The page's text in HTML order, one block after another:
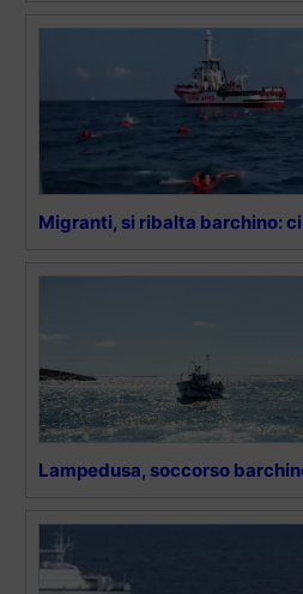
Migranti, si ribalta barchino:
Lampedusa, soccorso